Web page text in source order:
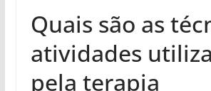
Quais são as
atividades
pela terapia